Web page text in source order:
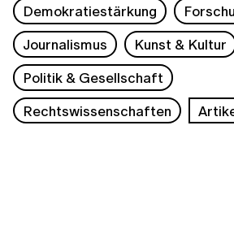
Demokratiestärkung
Journalismus
Kunst & Kultur
Politik & Gesellschaft
Rechtswissenschaften